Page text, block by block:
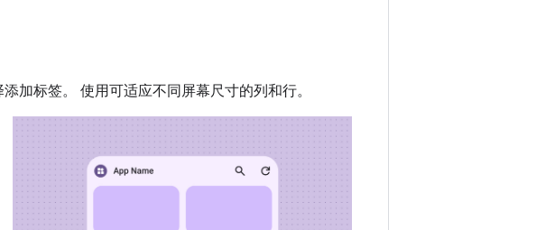
加标签。 使用可适应不同屏幕尺寸的列和行。